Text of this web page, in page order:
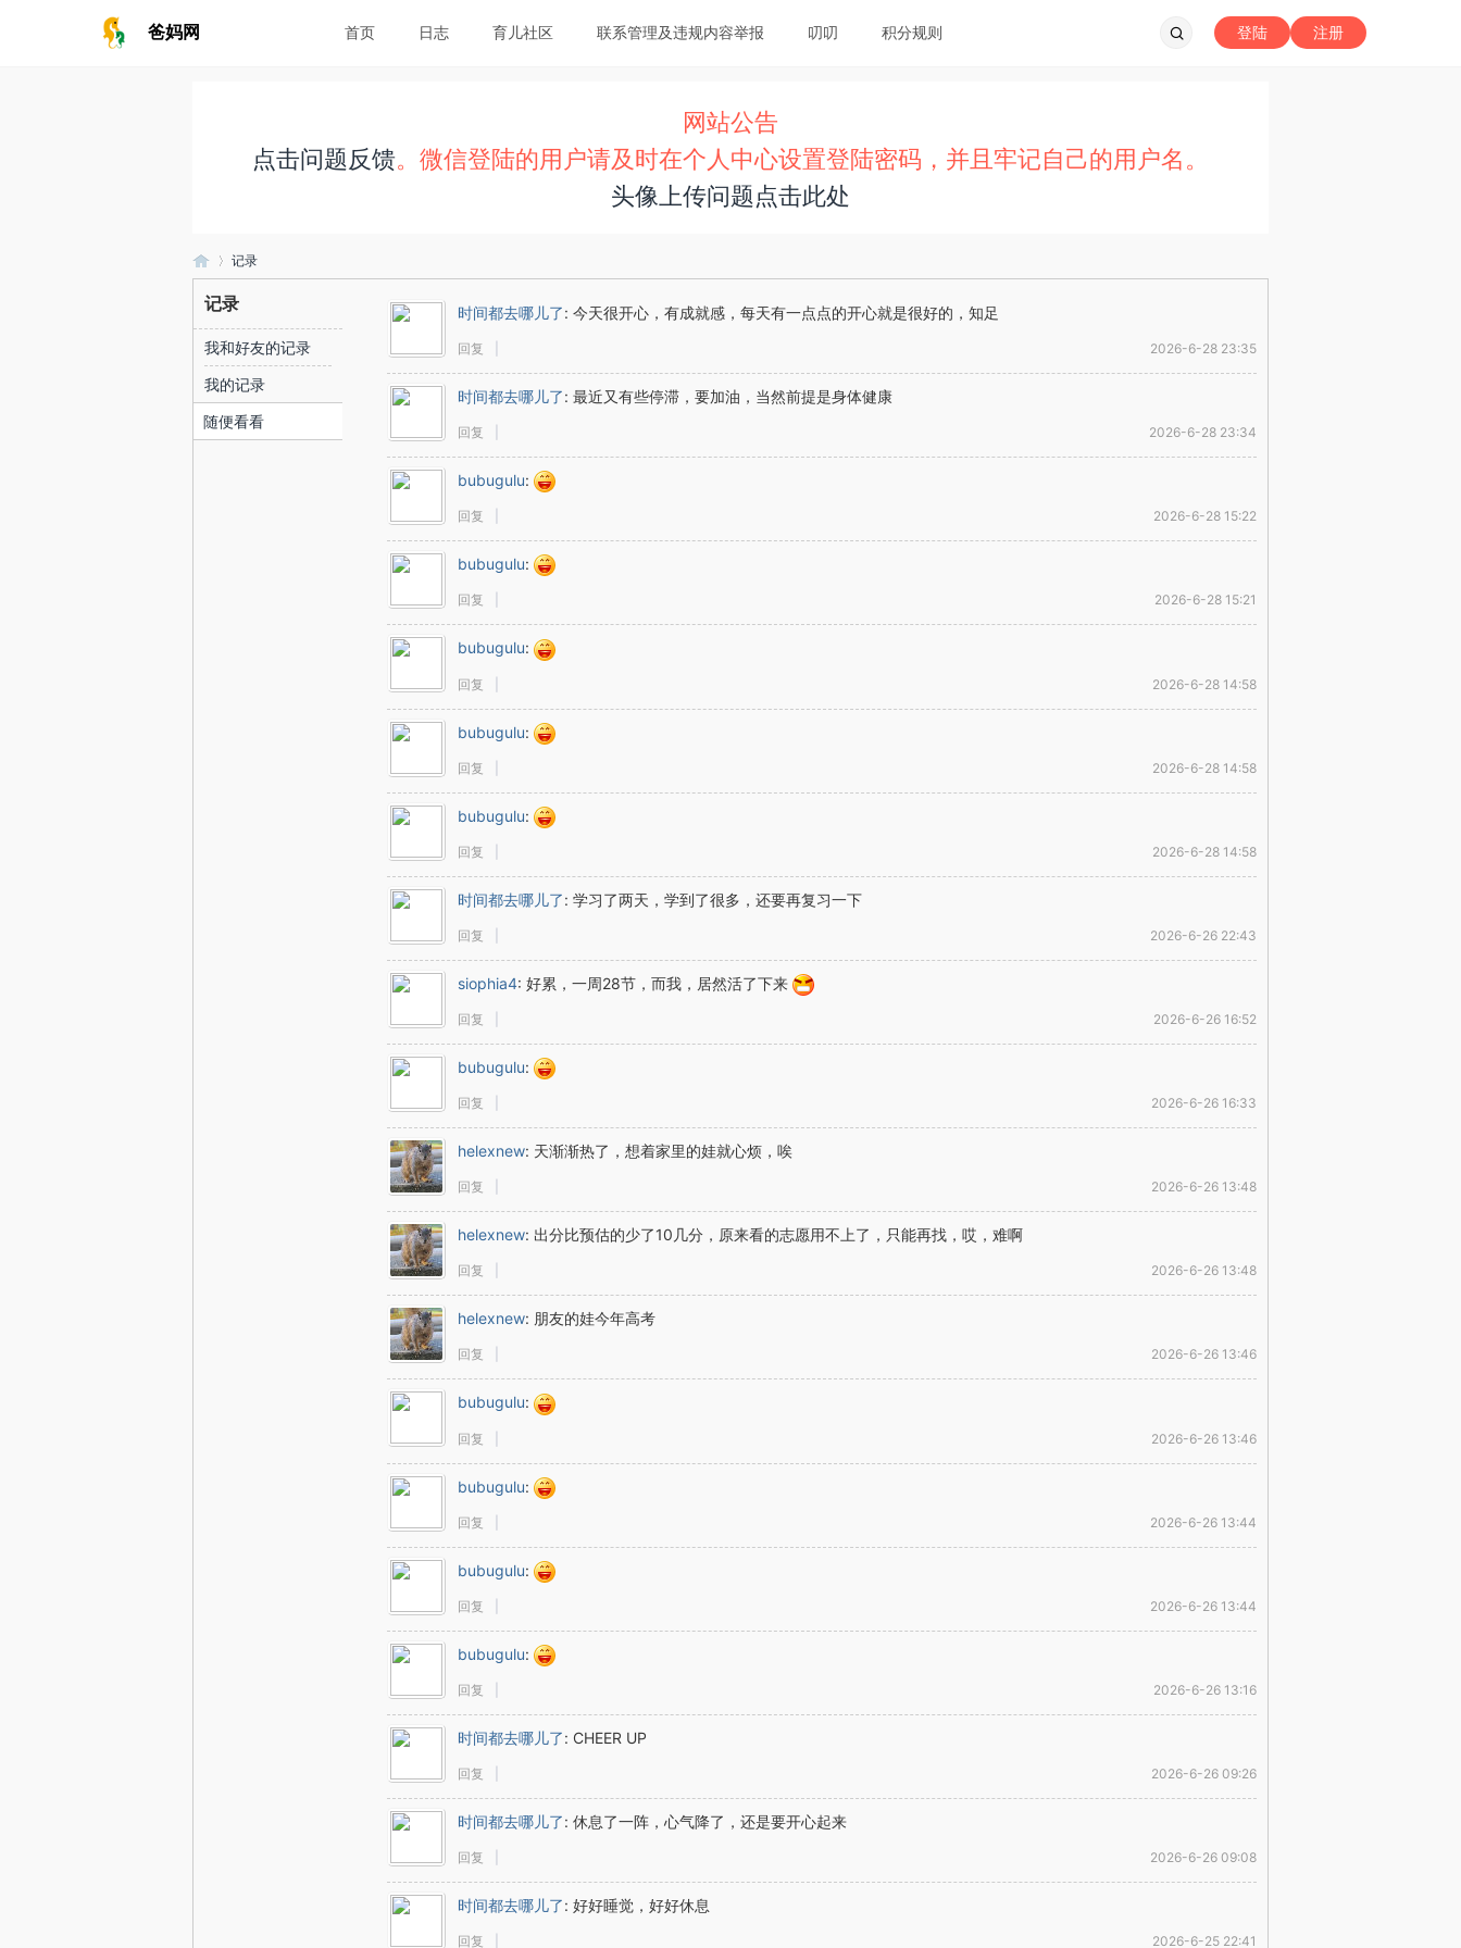
爸妈网 首页 日志 育儿社区 联系管理及违规内容举报 叨叨 积分规则 注册
登陆
网站公告
点击问题反馈。微信登陆的用户请及时在个人中心设置登陆密码，并且牢记自己的用户名。
头像上传问题点击此处
爸 ›
记录
记录
我和好友的记录
我的记录
随便看看
时间都去哪儿了: 今天很开心，有成就感，每天有一点点的开心就是很好的，知足
2026-6-28 23:35
回复
时间都去哪儿了: 最近又有些停滞，要加油，当然前提是身体健康
2026-6-28 23:34
回复
bubugulu:
2026-6-28 15:22
回复
bubugulu:
2026-6-28 15:21
回复
bubugulu:
2026-6-28 14:58
回复
bubugulu:
2026-6-28 14:58
回复
bubugulu:
2026-6-28 14:58
回复
时间都去哪儿了: 学习了两天，学到了很多，还要再复习一下
2026-6-26 22:43
回复
siophia4: 好累，一周28节，而我，居然活了下来
2026-6-26 16:52
回复
bubugulu:
2026-6-26 16:33
回复
helexnew: 天渐渐热了，想着家里的娃就心烦，唉
2026-6-26 13:48
回复
helexnew: 出分比预估的少了10几分，原来看的志愿用不上了，只能再找，哎，难啊
2026-6-26 13:48
回复
helexnew: 朋友的娃今年高考
2026-6-26 13:46
回复
bubugulu:
2026-6-26 13:46
回复
bubugulu:
2026-6-26 13:44
回复
bubugulu:
2026-6-26 13:44
回复
bubugulu:
2026-6-26 13:16
回复
时间都去哪儿了: CHEER UP
2026-6-26 09:26
回复
时间都去哪儿了: 休息了一阵，心气降了，还是要开心起来
2026-6-26 09:08
回复
时间都去哪儿了: 好好睡觉，好好休息
2026-6-25 22:41
回复